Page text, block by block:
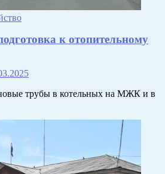
к отопительному
трубы в котельных на МЖК и в